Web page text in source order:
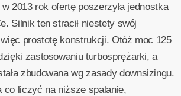
2013 rok ofertę poszerzyła jednostka
Silnik ten stracił niestety swój
prostotę konstrukcji. Otóż moc 125
zastosowaniu turbosprężarki, a
zbudowana wg zasady downsizingu.
co liczyć na niższe spalanie,